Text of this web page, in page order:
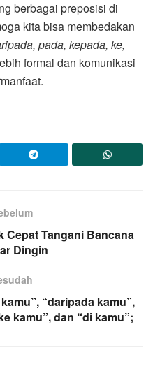
berbagai preposisi di
kita bisa membedakan
pada, kepada, ke,
formal dan komunikasi
Cepat Tangani Bancana
Dingin
“daripada kamu”,
kamu”, dan “di kamu”;